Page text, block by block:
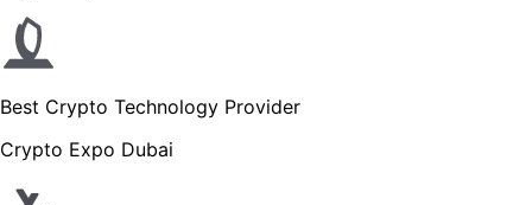
Best Crypto Technology Provider
Crypto Expo Dubai